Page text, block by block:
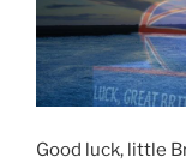
Good luck, little